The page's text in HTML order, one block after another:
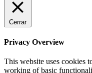
Cerrar
Privacy Overview
This website uses cookies
working of basic